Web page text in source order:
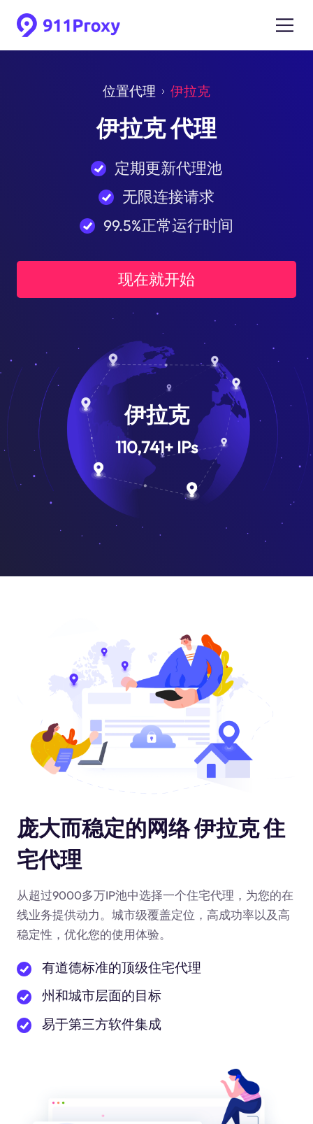
位置代理 伊拉克
伊拉克 代理
定期更新代理池
无限连接请求
99.5%正常运行时间
现在就开始
伊拉克
110,741+ IPs
庞大而稳定的网络 伊拉克 住
宅代理
从超过9000多万IP池中选择一个住宅代理，为您的在
线业务提供动力。城市级覆盖定位，高成功率以及高
稳定性，优化您的使用体验。
有道德标准的顶级住宅代理
州和城市层面的目标
易于第三方软件集成